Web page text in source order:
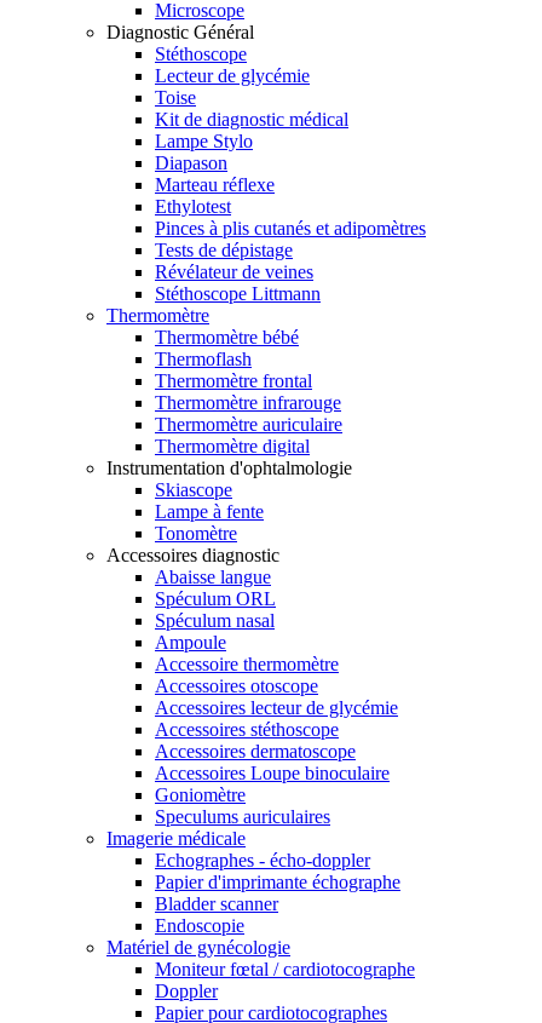
Microscope
Diagnostic Général
Stéthoscope
Lecteur de glycémie
Toise
Kit de diagnostic médical
Lampe Stylo
Diapason
Marteau réflexe
Ethylotest
Pinces à plis cutanés et adipomètres
Tests de dépistage
Révélateur de veines
Stéthoscope Littmann
Thermomètre
Thermomètre bébé
Thermoflash
Thermomètre frontal
Thermomètre infrarouge
Thermomètre auriculaire
Thermomètre digital
Instrumentation d'ophtalmologie
Skiascope
Lampe à fente
Tonomètre
Accessoires diagnostic
Abaisse langue
Spéculum ORL
Spéculum nasal
Ampoule
Accessoire thermomètre
Accessoires otoscope
Accessoires lecteur de glycémie
Accessoires stéthoscope
Accessoires dermatoscope
Accessoires Loupe binoculaire
Goniomètre
Speculums auriculaires
Imagerie médicale
Echographes - écho-doppler
Papier d'imprimante échographe
Bladder scanner
Endoscopie
Matériel de gynécologie
Moniteur fœtal / cardiotocographe
Doppler
Papier pour cardiotocographes